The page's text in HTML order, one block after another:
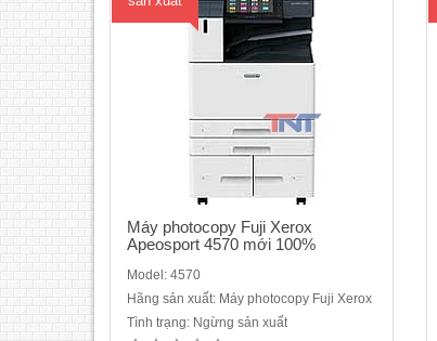
Máy photocopy Fuji Xerox
Apeosport 4570 mới 100%
Model: 4570
Hãng sản xuất: Máy photocopy Fuji Xerox
Tình trạng: Ngừng sản xuất
Máy photocopy đa chức năng đen trắng